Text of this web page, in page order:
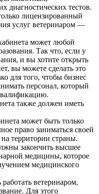
диагностических тестов.
лицензированный
услуг ветеринаром —
может любой
Так что, если у
и вы хотите открыть
вы можете сделать это
для того, чтобы бизнес
персонал, который
также должен иметь
может быть только
право заниматься своей
территории страны.
закончить высшее
медицины, которое
медицинского
ветеринаром,
Для этого